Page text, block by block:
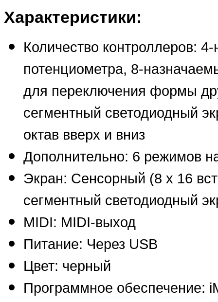
Характеристики:
Количество контроллеров:
потенциометра, 8-
для переключения формы
сегментный светодиодный
октав вверх и вниз
Дополнительно: 6 режимов
Экран: Сенсорный (8 х 16
сегментный светодиодный
MIDI: MIDI-выход
Питание: Через USB
Цвет: черный
Программное обеспечение: